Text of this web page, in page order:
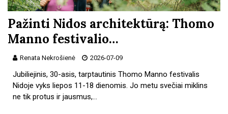
Pažinti Nidos architektūrą: Thomo
Manno festivalio…
Renata Nekrošienė 2026-07-09
Jubiliejinis, 30-asis, tarptautinis Thomo Manno festivalis
Nidoje vyks liepos 11-18 dienomis. Jo metu svečiai miklins
ne tik protus ir jausmus,…